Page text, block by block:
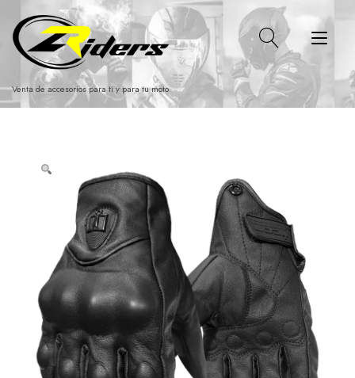
contenido
Venta de accesorios para ti y para tu moto